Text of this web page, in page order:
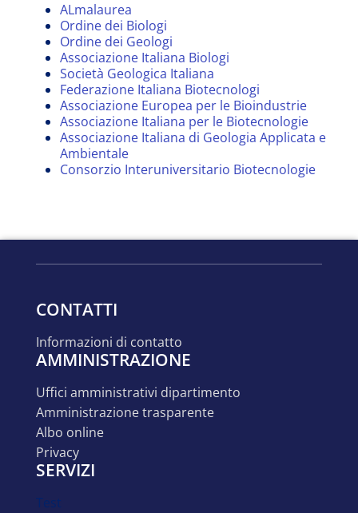
ALmalaurea
Ordine dei Biologi
Ordine dei Geologi
Associazione Italiana Biologi
Società Geologica Italiana
Federazione Italiana Biotecnologi
Associazione Europea per le Bioindustrie
Associazione Italiana per le Biotecnologie
Associazione Italiana di Geologia Applicata e
Ambientale
Consorzio Interuniversitario Biotecnologie
CONTATTI
informazioni di contatto
AMMINISTRAZIONE
uffici amministrativi dipartimento
amministrazione trasparente
albo online
privacy
SERVIZI
test